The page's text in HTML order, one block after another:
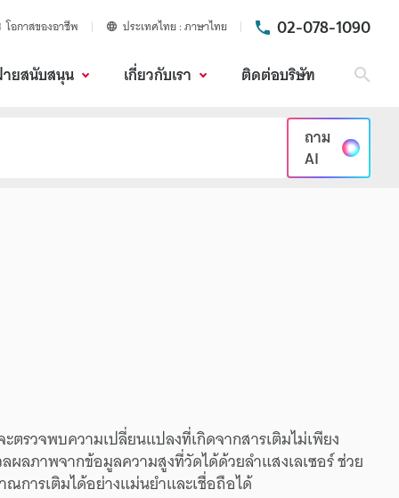
โอกาสของอาชีพ ประเทศไทย ภาษาไทย 02-078-1090
ยสนับสนุน เกี่ยวกับเรา ติดต่อบริษัท
ถาม
AI
รวจพบความเปลี่ยนแปลงที่เกิดจากสารเติมไม่เพียง
ผลภาพจากข้อมูลความสูงที่วัดได้ด้วยลำแสงเลเซอร์ ช่วย
การเติมได้อย่างแม่นยำและเชื่อถือได้